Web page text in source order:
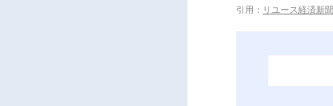
引用： リユース経済新聞